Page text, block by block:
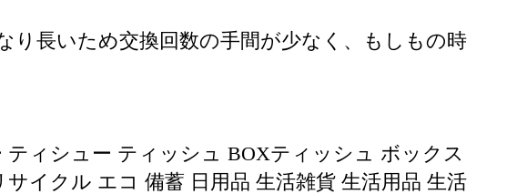
り長いため交換回数の手間が少なく、もしもの時
ィシュー ティッシュ BOXティッシュ ボックス
イクル エコ 備蓄 日用品 生活雑貨 生活用品 生活